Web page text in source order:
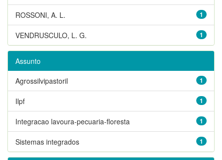
1
ROSSONI, A. L.
1
VENDRUSCULO, L. G.
Assunto
1
Agrossilvipastoril
1
Ilpf
1
Integracao lavoura-pecuaria-floresta
1
Sistemas integrados